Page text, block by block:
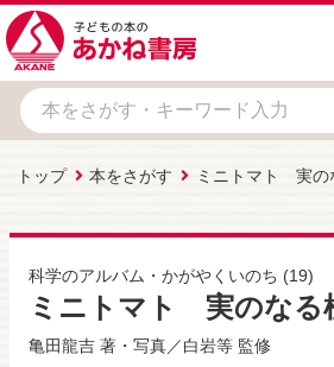
トップ 本をさがす ミニトマト 実の
科学のアルバム・かがやくいのち (19)
ミニトマト 実のなる
亀田龍吉 著・写真／白岩等 監修